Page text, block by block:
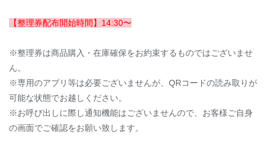
【整理券配布開始時間】14:30〜
※整理券は商品購入・在庫確保をお約束するものではございませ
ん。
※専用のアプリ等は必要ございませんが、QRコードの読み取りが
可能な状態でお越しください。
※お呼び出しに際し通知機能はございませんので、お客様ご自身
の画面でご確認をお願い致します。